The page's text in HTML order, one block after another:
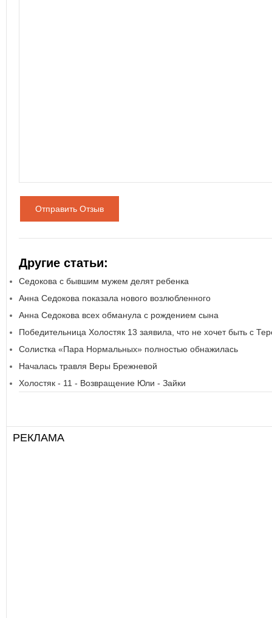
Отправить Отзыв
Другие статьи:
Седокова с бывшим мужем делят ребенка
Анна Седокова показала нового возлюбленного
Анна Седокова всех обманула с рождением сына
Победительница Холостяк 13 заявила, что не хочет быть с
Солистка «Пара Нормальных» полностью обнажилась
Началась травля Веры Брежневой
Холостяк - 11 - Возвращение Юли - Зайки
РЕКЛАМА